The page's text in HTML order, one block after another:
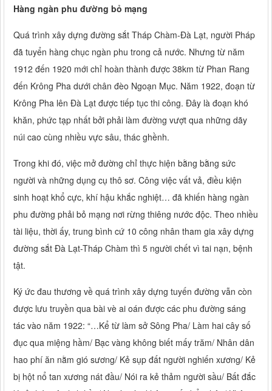
Hàng ngàn phu đường bỏ mạng
Quá trình xây dựng đường sắt Tháp Chàm-Đà Lạt, người Pháp
đã tuyển hàng chục ngàn phu trong cả nước. Nhưng từ năm
1912 đến 1920 mới chỉ hoàn thành được 38km từ Phan Rang
đến Krông Pha dưới chân đèo Ngoạn Mục. Năm 1922, đoạn từ
Krông Pha lên Đà Lạt được tiếp tục thi công. Đây là đoạn khó
khăn, phức tạp nhất bởi phải làm đường vượt qua những dãy
núi cao cùng nhiều vực sâu, thác ghềnh.
Trong khi đó, việc mở đường chỉ thực hiện bằng bằng sức
người và những dụng cụ thô sơ. Công việc vất vả, điều kiện
sinh hoạt khổ cực, khí hậu khắc nghiệt… đã khiến hàng ngàn
phu đường phải bỏ mạng nơi rừng thiêng nước độc. Theo nhiều
tài liệu, thời ấy, trung bình cứ 10 công nhân tham gia xây dựng
đường sắt Đà Lạt-Tháp Chàm thì 5 người chết vì tai nạn, bệnh
tật.
Ký ức đau thương về quá trình xây dựng tuyến đường vẫn còn
được lưu truyền qua bài vè ai oán được các phu đường sáng
tác vào năm 1922: “…Kể từ làm sở Sông Pha/ Làm hai cây số
đục qua miệng hầm/ Bạc vàng không biết mấy trăm/ Nhân dân
hao phí ăn nằm gió sương/ Kẻ sụp đất người nghiến xương/ Kẻ
bị hột nổ tan xương nát đầu/ Nói ra kẻ thảm người sầu/ Bất đắc